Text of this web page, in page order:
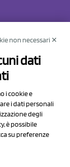
1
non necessari ✕
dati
i cookie e
i dati personali
degli
è possibile
su preferenze